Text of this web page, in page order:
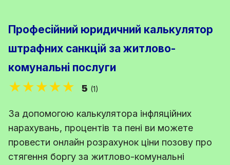
Професійний юридичний калькулятор
штрафних санкцій за житлово-
комунальні послуги
★★★★★ 5 (1)
За допомогою калькулятора інфляційних
нарахувань, процентів та пені ви можете
провести онлайн розрахунок ціни позову про
стягення боргу за житлово-комунальні